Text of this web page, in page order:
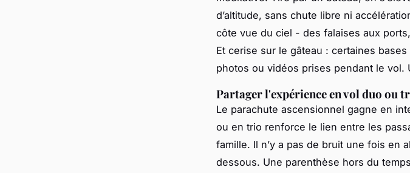
d’altitude, sans chute libre ni
côte vue du ciel - des falaises aux
Et cerise sur le gâteau : certaines
photos ou vidéos prises pendant le
Partager l'expérience en vol duo ou
Le parachute ascensionnel gagne en
ou en trio renforce le lien entre les
famille. Il n’y a pas de bruit une fois en
dessous. Une parenthèse hors du